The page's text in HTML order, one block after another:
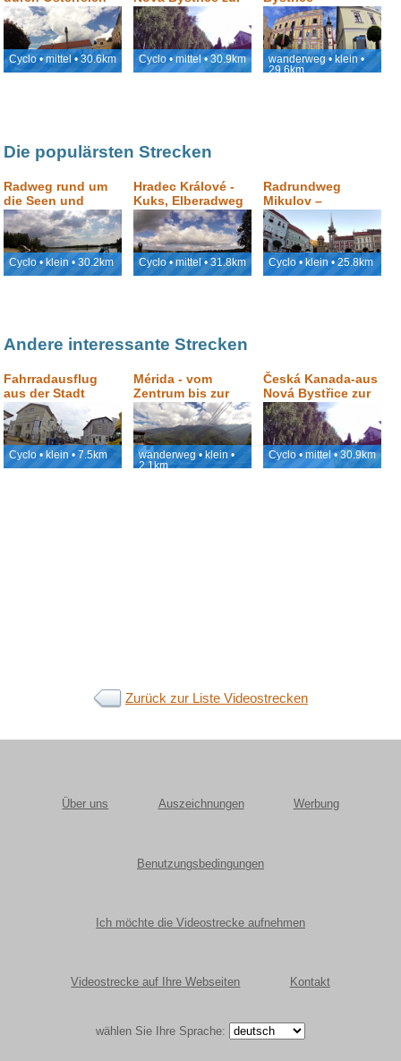
und
ausgestorbene
Dörfer
Cyclo • mittel • 30.6km
Burg Landštejn
Cyclo • mittel • 30.9km
wanderweg • klein •
29.6km
Die populärsten Strecken
Radweg rund um
die Seen und
Sanddünen aus
Poděbrady zurück
nach Poděbrady
Cyclo • klein • 30.2km
Hradec Králové -
Kuks, Elberadweg
Cyclo • mittel • 31.8km
Radrundweg
Mikulov –
Ottenthal:
„Mikulov aus der
anderen
Grenzseite“
Cyclo • klein • 25.8km
Andere interessante Strecken
Fahrradausflug
aus der Stadt
Baabe nach
Göhren
Cyclo • klein • 7.5km
Mérida - vom
Zentrum bis zur
Seilbahnstation
wanderweg • klein •
2.1km
Česká Kanada-aus
Nová Bystřice zur
Burg Landštejn
Cyclo • mittel • 30.9km
Zurück zur Liste Videostrecken
Über uns Auszeichnungen Werbung
Benutzungsbedingungen
Ich möchte die Videostrecke aufnehmen
Videostrecke auf Ihre Webseiten Kontakt
wählen Sie Ihre Sprache: